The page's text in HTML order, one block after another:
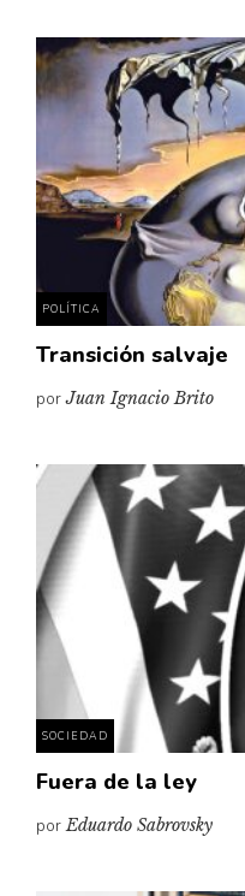
Medioambiente
Narrativas visuales
Pensamiento
Pensamiento ilustrado
Personaje
Personajes secundarios
Política
Relecturas
Voces y lecturas
POLÍTICA
Transición salvaje
porJuan Ignacio Brito
SOCIEDAD
Fuera de la ley
porEduardo Sabrovsky